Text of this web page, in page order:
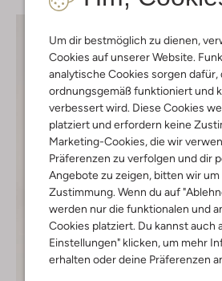
Um dir bestmöglich zu dienen,
Cookies auf unserer Website.
analytische Cookies sorgen dafür,
ordnungsgemäß funktioniert und
verbessert wird. Diese Cookies
platziert und erfordern keine
Marketing-Cookies, die wir
Präferenzen zu verfolgen und dir
Angebote zu zeigen, bitten wir um
Zustimmung. Wenn du auf
werden nur die funktionalen und
Cookies platziert. Du kannst auch
Einstellungen" klicken, um mehr
erhalten oder deine Präferenzen